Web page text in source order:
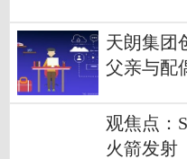
天朗集团
父亲与配
观焦点：
火箭发射